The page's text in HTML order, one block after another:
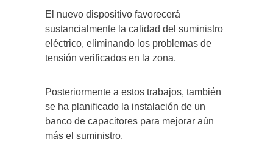
El nuevo dispositivo favorecerá
sustancialmente la calidad del suministro
eléctrico, eliminando los problemas de
tensión verificados en la zona.
Posteriormente a estos trabajos, también
se ha planificado la instalación de un
banco de capacitores para mejorar aún
más el suministro.